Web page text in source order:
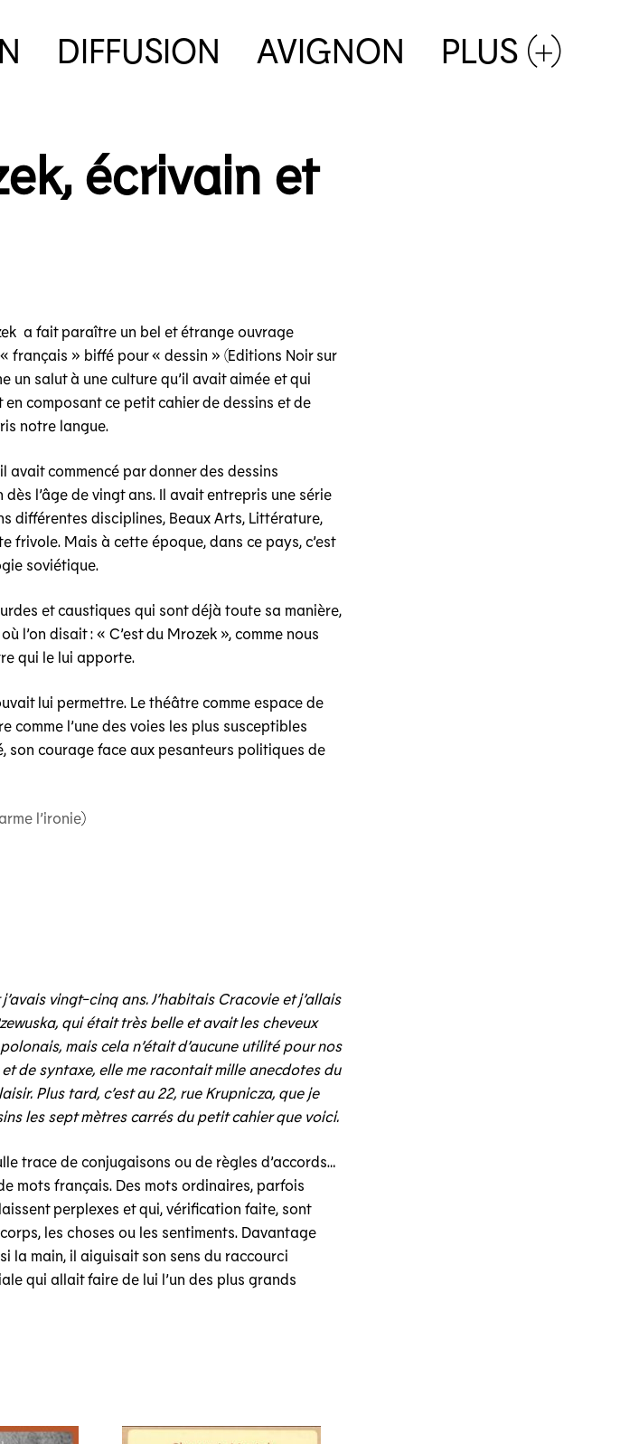
DIFFUSION AVIGNON PLUS (+)
écrivain et
a fait paraître un bel et étrange ouvrage
français » biffé pour « dessin » (Editions Noir sur
un salut à une culture qu’il avait aimée et qui
en composant ce petit cahier de dessins et de
notre langue.
avait commencé par donner des dessins
l’âge de vingt ans. Il avait entrepris une série
différentes disciplines, Beaux Arts, Littérature,
frivole. Mais à cette époque, dans ce pays, c’est
soviétique.
et caustiques qui sont déjà toute sa manière,
l’on disait : « C’est du Mrozek », comme nous
qui le lui apporte.
lui permettre. Le théâtre comme espace de
comme l’une des voies les plus susceptibles
son courage face aux pesanteurs politiques de
l’ironie)
j’avais vingt-cinq ans. J’habitais Cracovie et j’allais
qui était très belle et avait les cheveux
mais cela n’était d’aucune utilité pour nos
de syntaxe, elle me racontait mille anecdotes du
Plus tard, c’est au 22, rue Krupnicza, que je
les sept mètres carrés du petit cahier que voici.
trace de conjugaisons ou de règles d’accords…
mots français. Des mots ordinaires, parfois
perplexes et qui, vérification faite, sont
les choses ou les sentiments. Davantage
la main, il aiguisait son sens du raccourci
qui allait faire de lui l’un des plus grands